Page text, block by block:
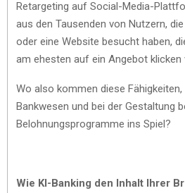
Retargeting auf Social-Media-
aus den Tausenden von Nutzern,
oder eine Website besucht haben,
am ehesten auf ein Angebot klicken
Wo also kommen diese
Bankwesen und bei der Gestaltung
Belohnungsprogramme ins Spiel?
Wie KI-Banking den Inhalt Ihrer